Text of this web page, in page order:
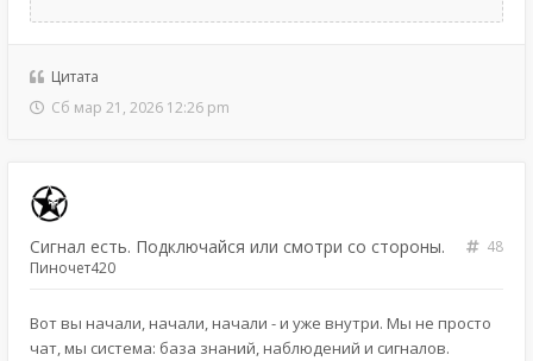
Цитата
Сб мар 21, 2026 12:26 pm
Сигнал есть. Подключайся или смотри со стороны.
48
Пиночет420
Вот вы начали, начали, начали - и уже внутри. Мы не просто
чат, мы система: база знаний, наблюдений и сигналов.